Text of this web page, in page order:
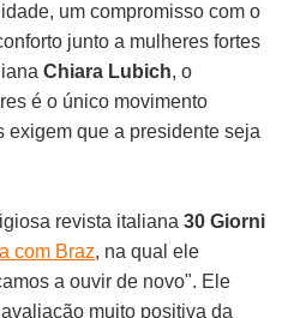
um compromisso com o
junto a mulheres fortes
Chiara Lubich, o
é o único movimento
exigem que a presidente seja
revista italiana30 Giorni
com Braz, na qual ele
a ouvir de novo". Ele
muito positiva da